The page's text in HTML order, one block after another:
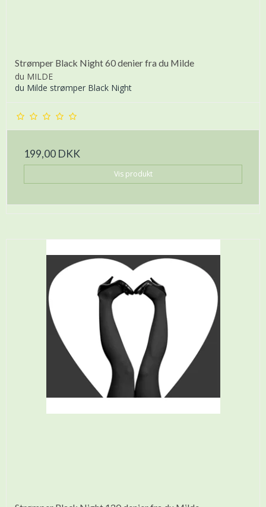
Strømper Black Night 60 denier fra du Milde
du MILDE
du Milde strømper Black Night
199,00 DKK
Vis produkt